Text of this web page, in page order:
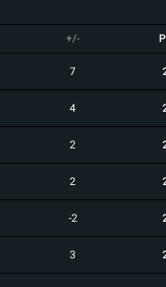
+/-
7
4
2
2
-2
3